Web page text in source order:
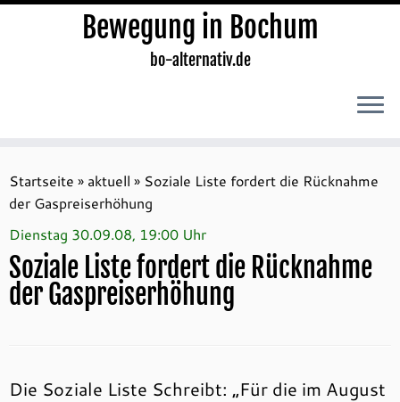
Inhalt
springen
Bewegung in Bochum
bo-alternativ.de
Startseite » aktuell » Soziale Liste fordert die Rücknahme
der Gaspreiserhöhung
Dienstag 30.09.08, 19:00 Uhr
Soziale Liste fordert die Rücknahme
der Gaspreiserhöhung
Die Soziale Liste Schreibt: „Für die im August